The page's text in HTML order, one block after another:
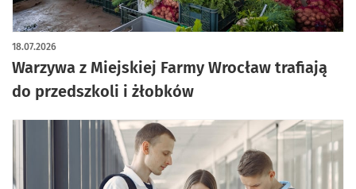
Warzywa z Miejskiej Farmy Wrocław trafiają
do przedszkoli i żłobków
18.07.2026
artykuł z galerią zdjęć